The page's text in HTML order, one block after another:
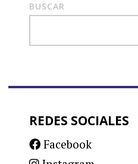
BUSCAR
REDES SOCIALES
Facebook